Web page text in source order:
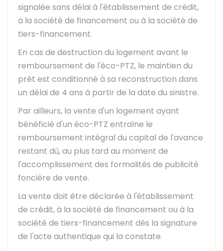
signalée sans délai à l'établissement de crédit,
à la société de financement ou à la société de
tiers-financement.
En cas de destruction du logement avant le
remboursement de l'éco-PTZ, le maintien du
prêt est conditionné à sa reconstruction dans
un délai de 4 ans à partir de la date du sinistre.
Par ailleurs, la vente d'un logement ayant
bénéficié d'un éco-PTZ entraîne le
remboursement intégral du capital de l'avance
restant dû, au plus tard au moment de
l'accomplissement des formalités de publicité
foncière de vente.
La vente doit être déclarée à l'établissement
de crédit, à la société de financement ou à la
société de tiers-financement dès la signature
de l'acte authentique qui la constate.